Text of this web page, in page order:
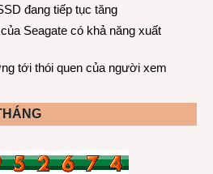
đang tiếp tục tăng
Seagate có khả năng xuất
tới thói quen của người xem